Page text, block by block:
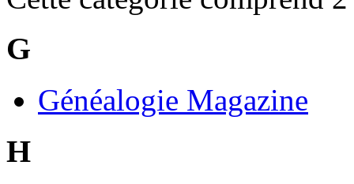
G
Généalogie Magazine
H